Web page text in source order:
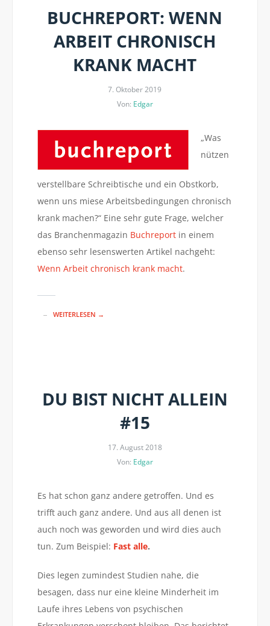
BUCHREPORT: WENN
ARBEIT CHRONISCH
KRANK MACHT
7. Oktober 2019
Von: Edgar
„Was
nützen
verstellbare Schreibtische und ein Obstkorb,
wenn uns miese Arbeitsbedingungen chronisch
krank machen?“ Eine sehr gute Frage, welcher
das Branchenmagazin Buchreportin einem
ebenso sehr lesenswerten Artikel nachgeht:
Wenn Arbeit chronisch krank macht.
WEITERLESEN →
DU BIST NICHT ALLEIN
#15
17. August 2018
Von: Edgar
Es hat schon ganz andere getroffen. Und es
trifft auch ganz andere. Und aus all denen ist
auch noch was geworden und wird dies auch
tun. Zum Beispiel: Fast alle.
Dies legen zumindest Studien nahe, die
besagen, dass nur eine kleine Minderheit im
Laufe ihres Lebens von psychischen